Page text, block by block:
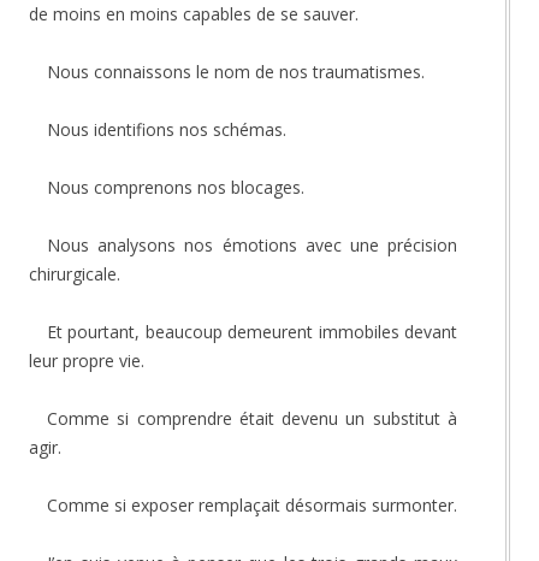
de moins en moins capables de se sauver.
Nous connaissons le nom de nos traumatismes.
Nous identifions nos schémas.
Nous comprenons nos blocages.
Nous analysons nos émotions avec une précision
chirurgicale.
Et pourtant, beaucoup demeurent immobiles devant
leur propre vie.
Comme si comprendre était devenu un substitut à
agir.
Comme si exposer remplaçait désormais surmonter.